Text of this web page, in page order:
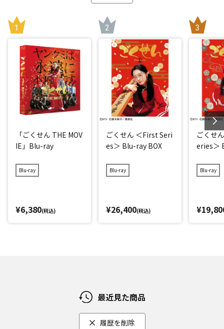
「ごくせん THE MOV
IE」Blu-ray
Blu-ray
¥6,380(税込)
ごくせん ＜First Seri
es＞ Blu-ray BOX
Blu-ray
¥26,400(税込)
ごくせ
eries＞
Blu-ray
最近見た商品
履歴を削除